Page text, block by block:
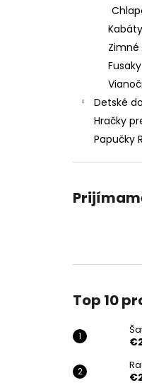
Fusaky
Detské
Hračky
Papučky
Top 10